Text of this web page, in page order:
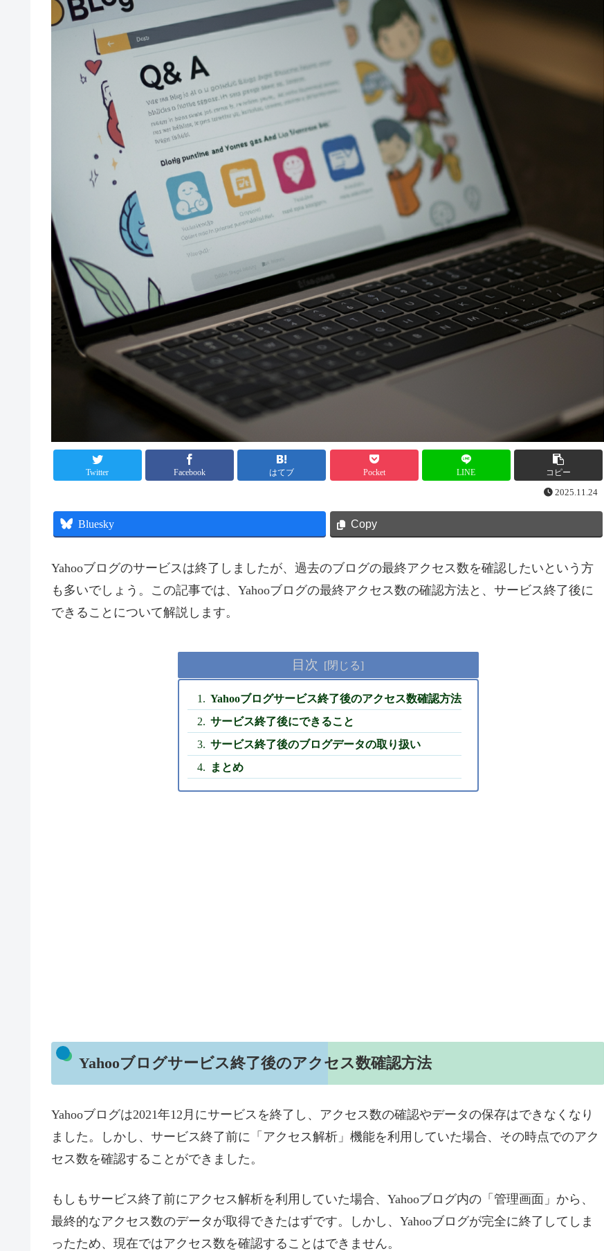
Twitter Facebook はてブ Pocket LINE コピー
2025.11.24
Bluesky Copy
Yahooブログのサービスは終了しましたが、過去のブログの最終アクセス数を確認したいという方
も多いでしょう。この記事では、Yahooブログの最終アクセス数の確認方法と、サービス終了後に
できることについて解説します。
目次
Yahooブログサービス終了後のアクセス数確認方法
サービス終了後にできること
サービス終了後のブログデータの取り扱い
まとめ
Yahooブログサービス終了後のアクセス数確認方法
Yahooブログは2021年12月にサービスを終了し、アクセス数の確認やデータの保存はできなくなり
ました。しかし、サービス終了前に「アクセス解析」機能を利用していた場合、その時点でのアク
セス数を確認することができました。
もしもサービス終了前にアクセス解析を利用していた場合、Yahooブログ内の「管理画面」から、
最終的なアクセス数のデータが取得できたはずです。しかし、Yahooブログが完全に終了してしま
ったため、現在ではアクセス数を確認することはできません。